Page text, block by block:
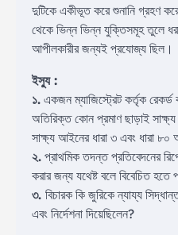
দুটিকে একীভূত করে শুনানি গ্রহণ
থেকে ভিন্ন ভিন্ন যুক্তিসমূহ তুলে
আপীলকারীর জন্যই প্রযোজ্য ছিল।
ইস্যু :
১. একজন ম্যাজিস্ট্রেট কর্তৃক রেকর্ড
অতিরিক্ত কোন প্রমাণ ছাড়াই
সাক্ষ্য আইনের ধারা ৩ এবং ধারা ৮০
২. প্রাথমিক তদন্ত প্রতিবেদনের
করার জন্য যথেষ্ট বলে বিবেচিত হতে
৩. বিচারক কি জুরিকে ন্যায্য
এবং নির্দেশনা দিয়েছিলেন?